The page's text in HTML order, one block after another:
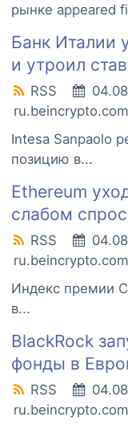
рынке appeared
Банк Италии
и утроил
RSS
ru.beincrypto.com
Intesa Sanpaolo
позицию в...
Ethereum
слабом
RSS
ru.beincrypto.com
Индекс премии
в...
BlackRock
фонды в
RSS
ru.beincrypto.com